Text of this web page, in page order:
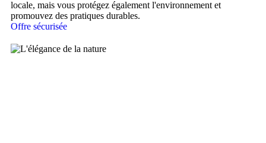
locale, mais vous protégez également l'environnement et
promouvez des pratiques durables.
Offre sécurisée